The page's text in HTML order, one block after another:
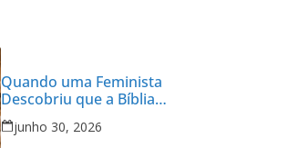
Quando uma Feminista
Descobriu que a Bíblia
Tinha Razão
junho 30, 2026